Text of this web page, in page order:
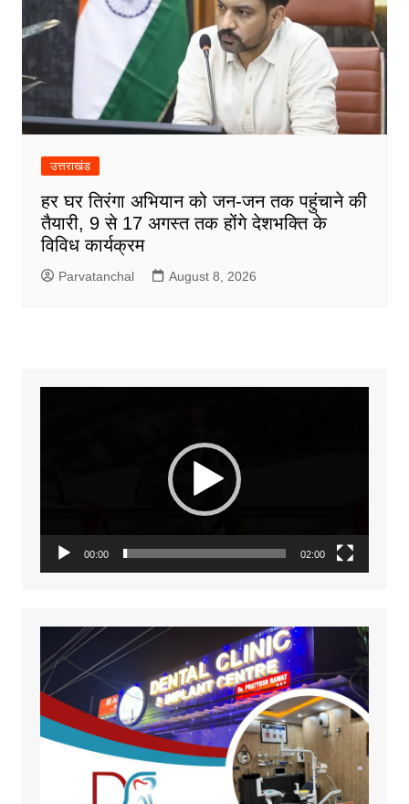
उत्तराखंड
हर घर तिरंगा अभियान को जन-जन तक पहुंचाने की
तैयारी, 9 से 17 अगस्त तक होंगे देशभक्ति के
विविध कार्यक्रम
Parvatanchal August 8, 2026
00:00 02:00